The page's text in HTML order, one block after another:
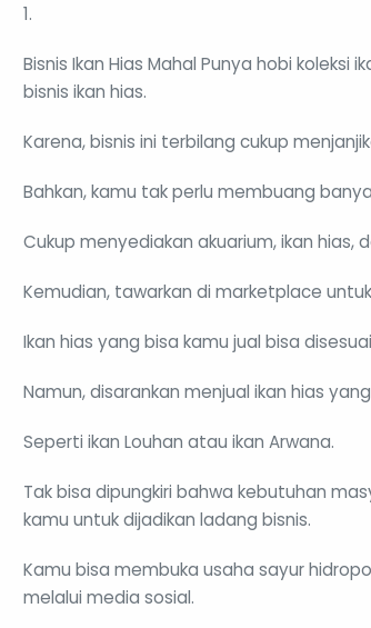
1.
Bisnis Ikan Hias Mahal Punya hobi
bisnis ikan hias.
Karena, bisnis ini terbilang cukup
Bahkan, kamu tak perlu membuang
Cukup menyediakan akuarium, ikan hias,
Kemudian, tawarkan di marketplace
Ikan hias yang bisa kamu jual bisa
Namun, disarankan menjual ikan hias
Seperti ikan Louhan atau ikan Arwana.
Tak bisa dipungkiri bahwa kebutuhan
kamu untuk dijadikan ladang bisnis.
Kamu bisa membuka usaha sayur
melalui media sosial.